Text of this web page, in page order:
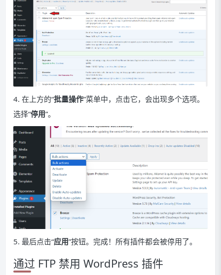
4. 在上方的“批量操作”菜单中，点击它，会出现多个选项。
选择“停用”。
5. 最后点击“应用”按钮。完成！所有插件都会被停用了。
通过 FTP 禁用 WordPress 插件